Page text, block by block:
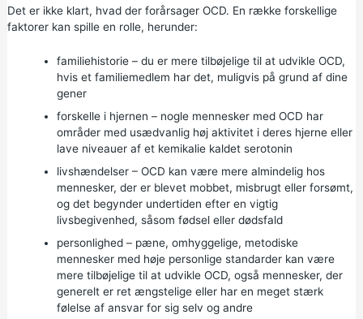
Det er ikke klart, hvad der forårsager OCD. En række forskellige
faktorer kan spille en rolle, herunder:
familiehistorie – du er mere tilbøjelige til at udvikle OCD,
hvis et familiemedlem har det, muligvis på grund af dine
gener
forskelle i hjernen – nogle mennesker med OCD har
områder med usædvanlig høj aktivitet i deres hjerne eller
lave niveauer af et kemikalie kaldet serotonin
livshændelser – OCD kan være mere almindelig hos
mennesker, der er blevet mobbet, misbrugt eller forsømt,
og det begynder undertiden efter en vigtig
livsbegivenhed, såsom fødsel eller dødsfald
personlighed – pæne, omhyggelige, metodiske
mennesker med høje personlige standarder kan være
mere tilbøjelige til at udvikle OCD, også mennesker, der
generelt er ret ængstelige eller har en meget stærk
følelse af ansvar for sig selv og andre